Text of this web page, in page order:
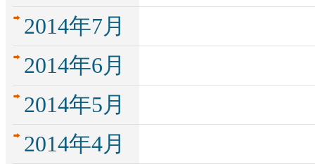
2014年7月
2014年6月
2014年5月
2014年4月